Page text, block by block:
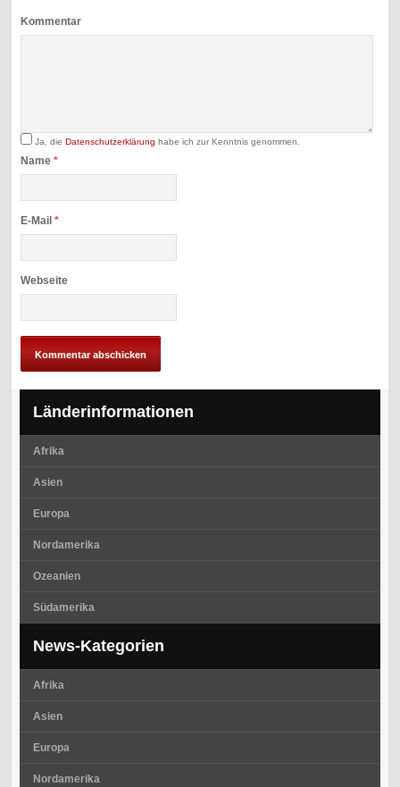
Kommentar
Ja, dieDatenschutzerklärung habe ich zur Kenntnis genommen.
Name*
E-Mail*
Webseite
Länderinformationen
Afrika
Asien
Europa
Nordamerika
Ozeanien
Südamerika
News-Kategorien
Afrika
Asien
Europa
Nordamerika